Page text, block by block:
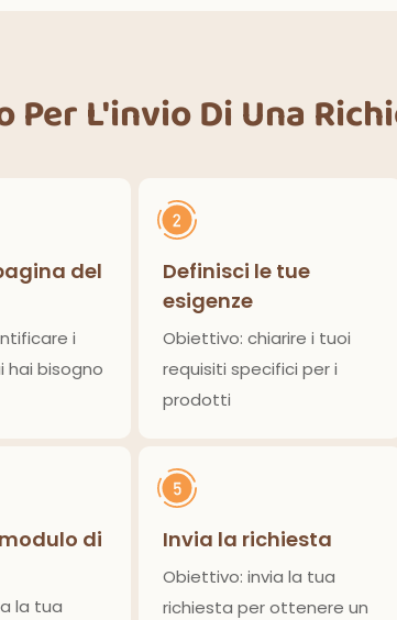
Per L'invio Di Una
del
i
hai bisogno
Definisci le tue
esigenze
Obiettivo: chiarire i tuoi
requisiti specifici per i
prodotti
di
la tua
Invia la richiesta
Obiettivo: invia la tua
richiesta per ottenere un